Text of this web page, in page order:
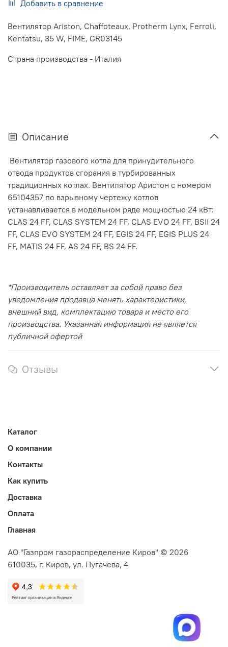
Добавить в сравнение
Вентилятор Ariston, Chaffoteaux, Protherm Lynx, Ferroli,
Kentatsu, 35 W, FIME, GR03145
Страна производства - Италия
Описание
Вентилятор газового котла для принудительного
отвода продуктов сгорания в турбированных
традиционных котлах. Вентилятор Аристон с номером
65104357 по взрывному чертежу котлов
устанавливается в модельном ряде мощностью 24 кВт:
CLAS 24 FF, CLAS SYSTEM 24 FF, CLAS EVO 24 FF, BSII 24
FF, CLAS EVO SYSTEM 24 FF, EGIS 24 FF, EGIS PLUS 24
FF, MATIS 24 FF, AS 24 FF, BS 24 FF.
*Производитель оставляет за собой право без
уведомления продавца менять характеристики,
внешний вид, комплектацию товара и место его
производства. Указанная информация не является
публичной офертой
Отзывы
Каталог
О компании
Контакты
Как купить
Доставка
Оплата
Главная
АО "Газпром газораспределение Киров" © 2026
610035, г. Киров, ул. Пугачева, 4